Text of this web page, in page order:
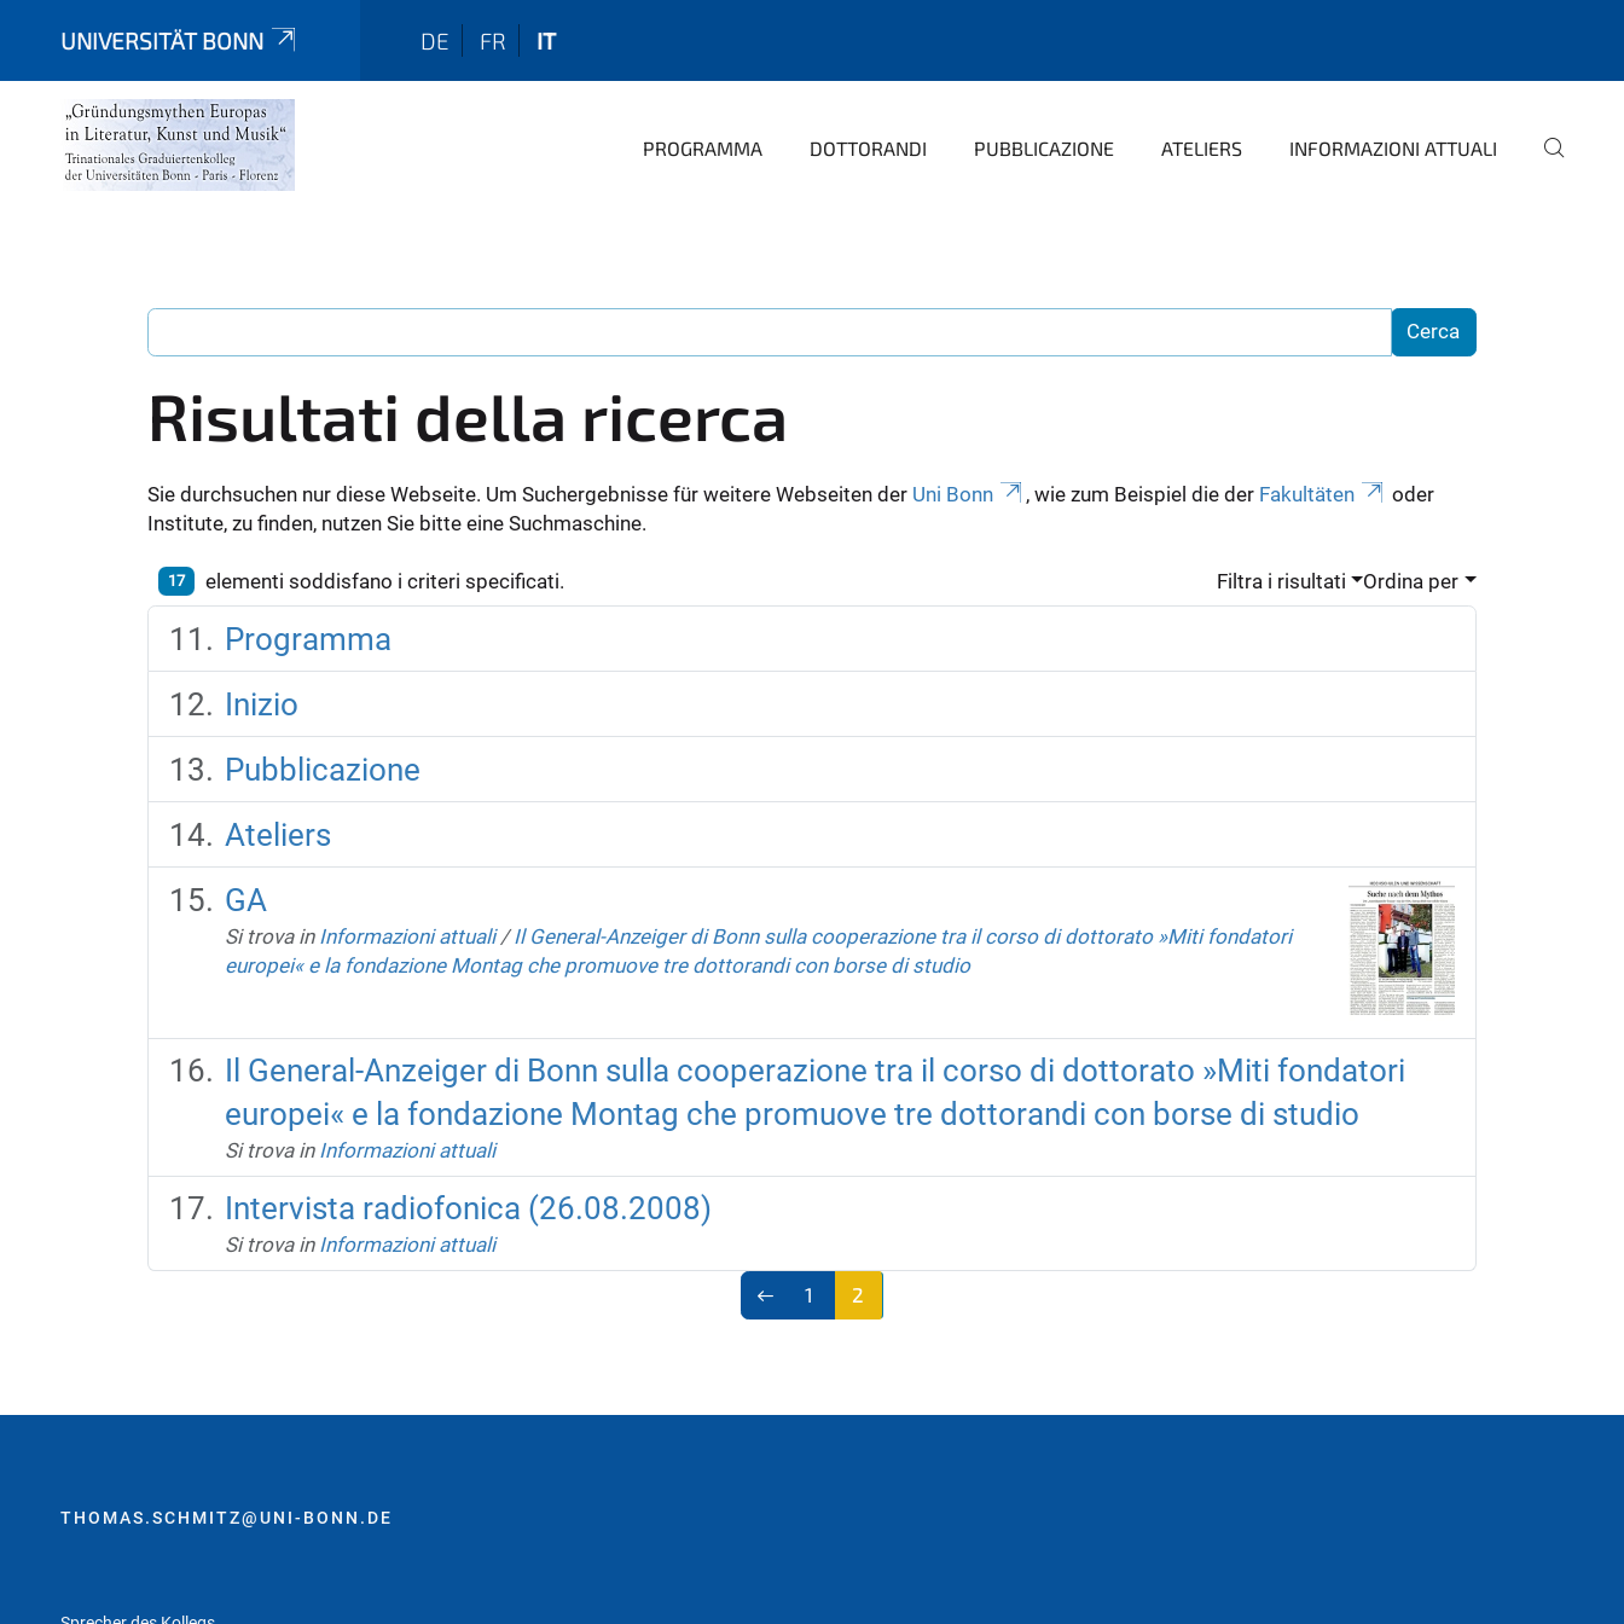
UNIVERSITÄT BONN DE FR IT
PROGRAMMA DOTTORANDI PUBBLICAZIONE ATELIERS INFORMAZIONI ATTUALI
Risultati della ricerca
Sie durchsuchen nur diese Webseite. Um Suchergebnisse für weitere Webseiten der Uni Bonn , wie zum Beispiel die der Fakultäten
oder
Institute, zu finden, nutzen Sie bitte eine Suchmaschine.
17 elementi soddisfano i criteri specificati. Filtra i risultati Ordina per
Programma
Inizio
Pubblicazione
Ateliers
GA
Si trova in Informazioni attuali /Il General-Anzeiger di Bonn sulla cooperazione tra il corso di dottorato »Miti fondatori
europei« e la fondazione Montag che promuove tre dottorandi con borse di studio
Il General-Anzeiger di Bonn sulla cooperazione tra il corso di dottorato »Miti fondatori
europei« e la fondazione Montag che promuove tre dottorandi con borse di studio
Si trova in Informazioni attuali
Intervista radiofonica (26.08.2008)
Si trova in Informazioni attuali
1
2
THOMAS.SCHMITZ@UNI-BONN.DE